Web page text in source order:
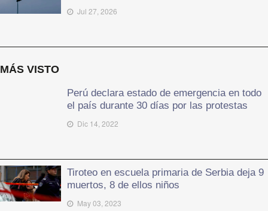
Jul 27, 2026
MÁS VISTO
Perú declara estado de emergencia en todo
el país durante 30 días por las protestas
Dic 14, 2022
Tiroteo en escuela primaria de Serbia deja 9
muertos, 8 de ellos niños
May 03, 2023